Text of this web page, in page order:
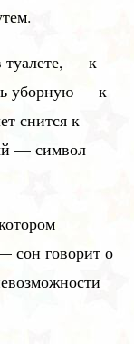
туалете, — к
уборную — к
снится к
— символ
сон говорит о